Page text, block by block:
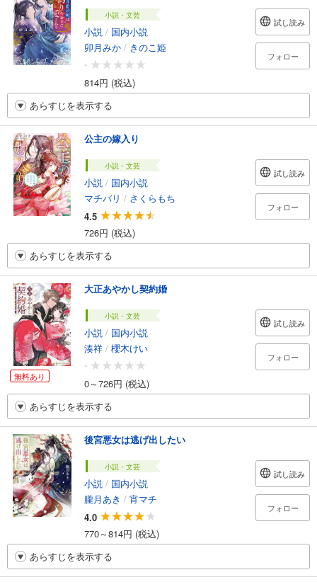
小説・文芸
小説 / 国内小説
卯月みか / きのこ姫
-
814円 (税込)
試し読み
フォロー
あらすじを表示する
公主の嫁入り
小説・文芸
小説 / 国内小説
マチバリ / さくらもち
4.5
726円 (税込)
試し読み
フォロー
あらすじを表示する
無料あり
大正あやかし契約婚
小説・文芸
小説 / 国内小説
湊祥 / 櫻木けい
-
0～726円 (税込)
試し読み
フォロー
あらすじを表示する
後宮悪女は逃げ出したい
小説・文芸
小説 / 国内小説
朧月あき / 宵マチ
4.0
770～814円 (税込)
試し読み
フォロー
あらすじを表示する